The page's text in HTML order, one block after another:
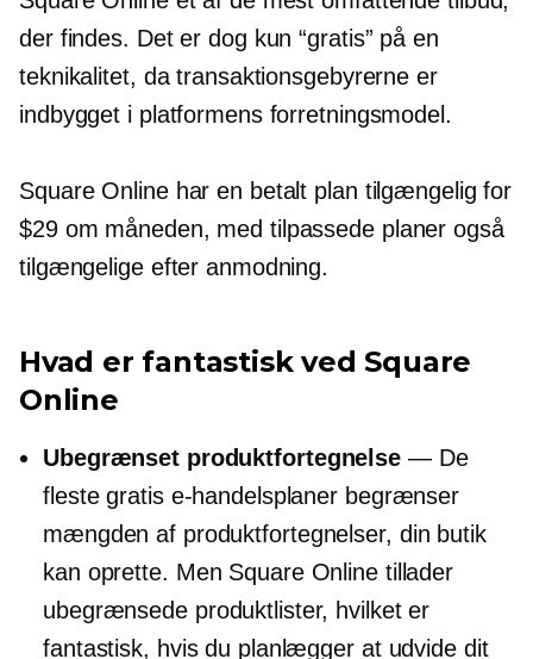
der findes. Det er dog kun “gratis” på en
teknikalitet, da transaktionsgebyrerne er
indbygget i platformens forretningsmodel.
Square Online har en betalt plan tilgængelig for
$29 om måneden, med tilpassede planer også
tilgængelige efter anmodning.
Hvad er fantastisk ved Square
Online
Ubegrænset produktfortegnelse — De
fleste gratis e-handelsplaner begrænser
mængden af ​​produktfortegnelser, din butik
kan oprette. Men Square Online tillader
ubegrænsede produktlister, hvilket er
fantastisk, hvis du planlægger at udvide dit